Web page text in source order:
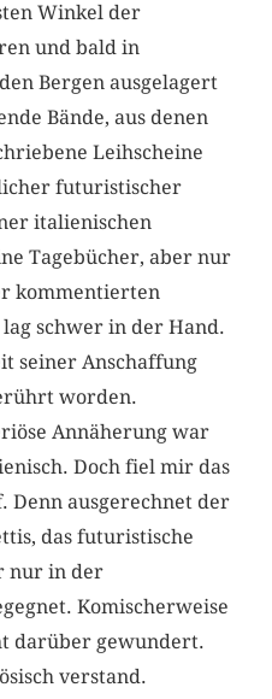
Winkel der
und bald in
Bergen ausgelagert
Bände, aus denen
Leihscheine
futuristischer
italienischen
Tagebücher, aber nur
kommentierten
lag schwer in der Hand.
seiner Anschaffung
worden.
Annäherung war
Doch fiel mir das
Denn ausgerechnet der
das futuristische
nur in der
Komischerweise
darüber gewundert.
verstand.